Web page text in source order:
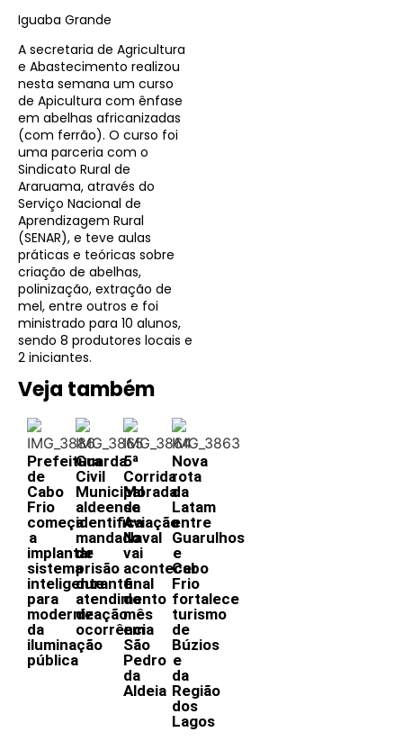
Iguaba Grande
A secretaria de Agricultura
e Abastecimento realizou
nesta semana um curso
de Apicultura com ênfase
em abelhas africanizadas
(com ferrão). O curso foi
uma parceria com o
Sindicato Rural de
Araruama, através do
Serviço Nacional de
Aprendizagem Rural
(SENAR), e teve aulas
práticas e teóricas sobre
criação de abelhas,
polinização, extração de
mel, entre outros e foi
ministrado para 10 alunos,
sendo 8 produtores locais e
2 iniciantes.
Veja também
Prefeitura
de
Cabo
Frio
começa
a
implantar
sistema
inteligente
para
modernização
da
iluminação
pública
Guarda
Civil
Municipal
aldeense
identifica
mandado
de
prisão
durante
atendimento
de
ocorrência
5ª
Corrida
Morada
da
Aviação
Naval
vai
acontecer
final
do
mês
em
São
Pedro
da
Aldeia
Nova
rota
da
Latam
entre
Guarulhos
e
Cabo
Frio
fortalece
turismo
de
Búzios
e
da
Região
dos
Lagos